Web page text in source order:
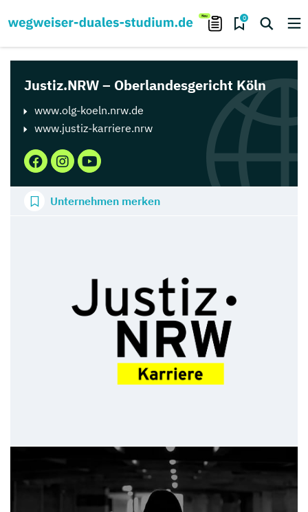
0
Justiz.NRW – Oberlandesgericht Köln
www.olg-koeln.nrw.de
www.justiz-karriere.nrw
Unternehmen merken